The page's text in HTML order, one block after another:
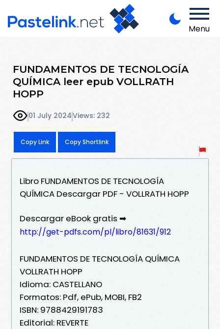
Menu
FUNDAMENTOS DE TECNOLOGÍA
QUÍMICA leer epub VOLLRATH
HOPP
01 July 2024Views: 232
Copy Link Copy Shortlink
Libro FUNDAMENTOS DE TECNOLOGÍA
QUÍMICA Descargar PDF - VOLLRATH HOPP
Descargar eBook gratis ➡
http://get-pdfs.com/pl/libro/81631/912
FUNDAMENTOS DE TECNOLOGÍA QUÍMICA
VOLLRATH HOPP
Idioma: CASTELLANO
Formatos: Pdf, ePub, MOBI, FB2
ISBN: 9788429191783
Editorial: REVERTE